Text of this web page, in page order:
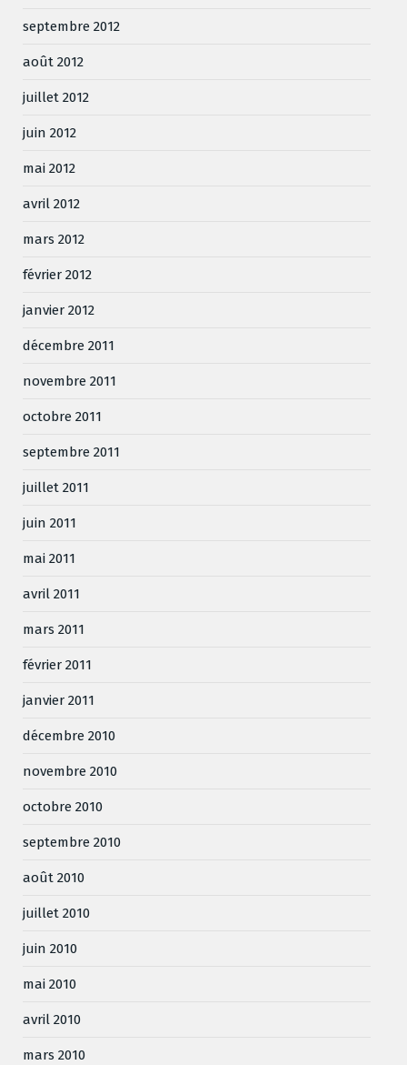
septembre 2012
août 2012
juillet 2012
juin 2012
mai 2012
avril 2012
mars 2012
février 2012
janvier 2012
décembre 2011
novembre 2011
octobre 2011
septembre 2011
juillet 2011
juin 2011
mai 2011
avril 2011
mars 2011
février 2011
janvier 2011
décembre 2010
novembre 2010
octobre 2010
septembre 2010
août 2010
juillet 2010
juin 2010
mai 2010
avril 2010
mars 2010